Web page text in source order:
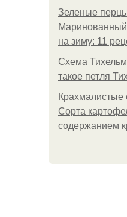
Зеленые
Маринованный
на зиму: 11
Схема
такое петля
Крахмалистые
Сорта
содержанием